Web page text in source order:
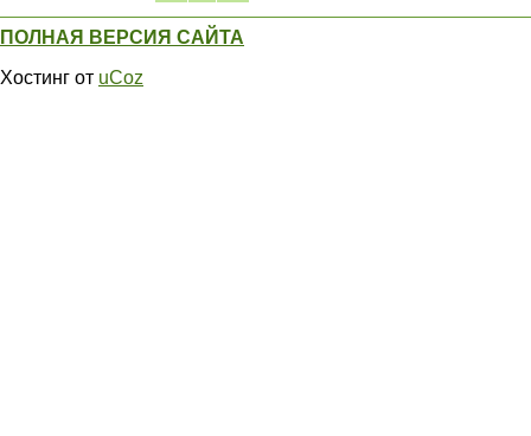
ПОЛНАЯ ВЕРСИЯ САЙТА
Хостинг от uCoz